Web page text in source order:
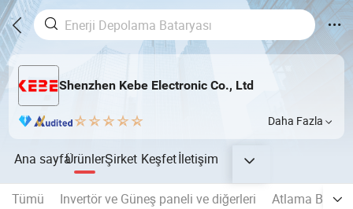
Shenzhen Kebe Electronic Co., Ltd
Daha Fazla
Ana sayfaÜrünlerŞirket Keşfetİletişim
Tümü Invertör ve Güneş paneli ve diğerleri
Atlama